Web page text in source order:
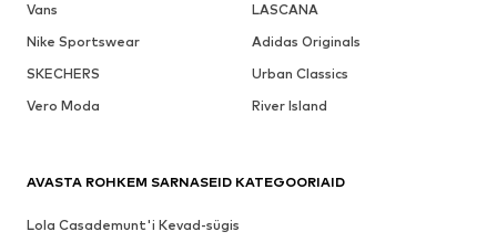
Vans
LASCANA
Nike Sportswear
Adidas Originals
SKECHERS
Urban Classics
Vero Moda
River Island
AVASTA ROHKEM SARNASEID KATEGOORIAID
Lola Casademunt'i Kevad-sügis